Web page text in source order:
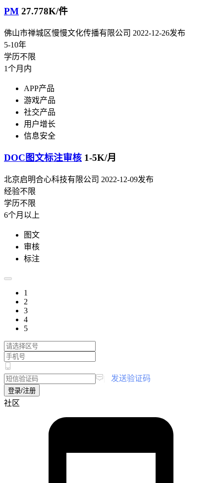
PM 27.778K/件
佛山市禅城区慢慢文化传播有限公司 2022-12-26发布
5-10年
学历不限
1个月内
APP产品
游戏产品
社交产品
用户增长
信息安全
DOC图文标注审核 1-5K/月
北京启明合心科技有限公司 2022-12-09发布
经验不限
学历不限
6个月以上
图文
审核
标注
1
2
3
4
5
发送验证码
登录/注册
社区